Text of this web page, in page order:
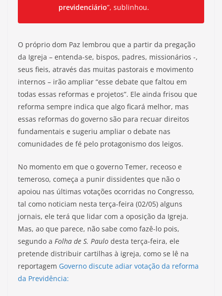
previdenciário”, sublinhou.
O próprio dom Paz lembrou que a partir da pregação
da Igreja – entenda-se, bispos, padres, missionários -,
seus fieis, através das muitas pastorais e movimento
internos – irão ampliar “esse debate que faltou em
todas essas reformas e projetos”. Ele ainda frisou que
reforma sempre indica que algo ficará melhor, mas
essas reformas do governo são para recuar direitos
fundamentais e sugeriu ampliar o debate nas
comunidades de fé pelo protagonismo dos leigos.
No momento em que o governo Temer, receoso e
temeroso, começa a punir dissidentes que não o
apoiou nas últimas votações ocorridas no Congresso,
tal como noticiam nesta terça-feira (02/05) alguns
jornais, ele terá que lidar com a oposição da Igreja.
Mas, ao que parece, não sabe como fazê-lo pois,
segundo a Folha de S. Paulo desta terça-feira, ele
pretende distribuir cartilhas à igreja, como se lê na
reportagem Governo discute adiar votação da reforma
da Previdência: